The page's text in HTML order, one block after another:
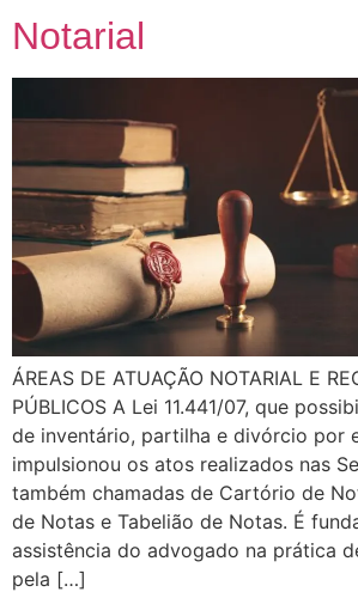
Notarial
ÁREAS DE ATUAÇÃO NOTARIAL E
PÚBLICOS A Lei 11.441/07, que
de inventário, partilha e divórcio por
impulsionou os atos realizados nas
também chamadas de Cartório de
de Notas e Tabelião de Notas. É
assistência do advogado na prática
pela […]